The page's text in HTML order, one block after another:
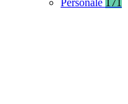
Personale 171